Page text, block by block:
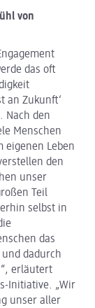
von
das oft
an Zukunft‘
Nach den
Menschen
eigenen Leben
den
unser
Teil
selbst in
das
dadurch
erläutert
Initiative. „Wir
unser aller